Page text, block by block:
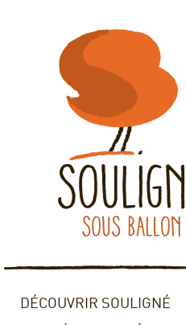
DÉCOUVRIR SOULIGNÉ